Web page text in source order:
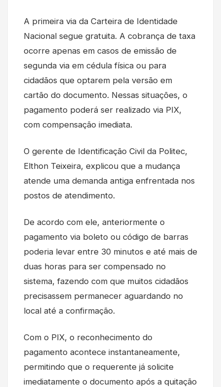
A primeira via da Carteira de Identidade
Nacional segue gratuita. A cobrança de taxa
ocorre apenas em casos de emissão de
segunda via em cédula física ou para
cidadãos que optarem pela versão em
cartão do documento. Nessas situações, o
pagamento poderá ser realizado via PIX,
com compensação imediata.
O gerente de Identificação Civil da Politec,
Elthon Teixeira, explicou que a mudança
atende uma demanda antiga enfrentada nos
postos de atendimento.
De acordo com ele, anteriormente o
pagamento via boleto ou código de barras
poderia levar entre 30 minutos e até mais de
duas horas para ser compensado no
sistema, fazendo com que muitos cidadãos
precisassem permanecer aguardando no
local até a confirmação.
Com o PIX, o reconhecimento do
pagamento acontece instantaneamente,
permitindo que o requerente já solicite
imediatamente o documento após a quitação